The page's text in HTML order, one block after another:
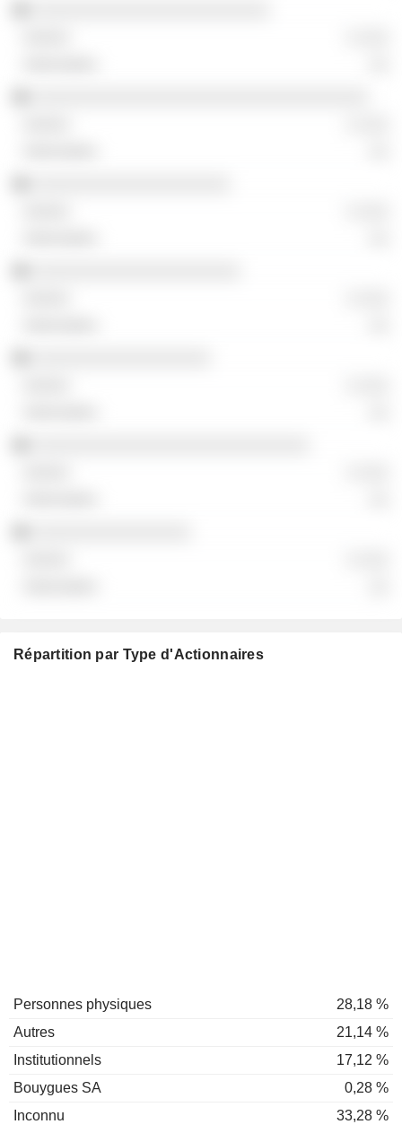
Répartition par Type d'Actionnaires
Personnes physiques
28,18 %
Autres
21,14 %
Institutionnels
17,12 %
Bouygues SA
0,28 %
Inconnu
33,28 %